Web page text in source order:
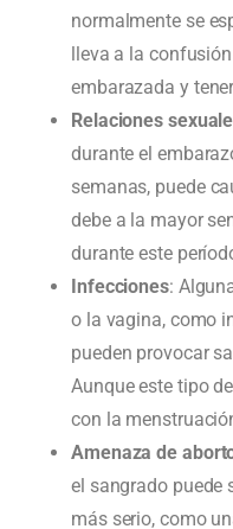
normalmente se
lleva a la
embarazada y
Relaciones
durante el
semanas, puede
debe a la mayor
durante este
Infecciones:
o la vagina, como
pueden provocar
Aunque este tipo
con la
Amenaza de
el sangrado puede
más serio, como